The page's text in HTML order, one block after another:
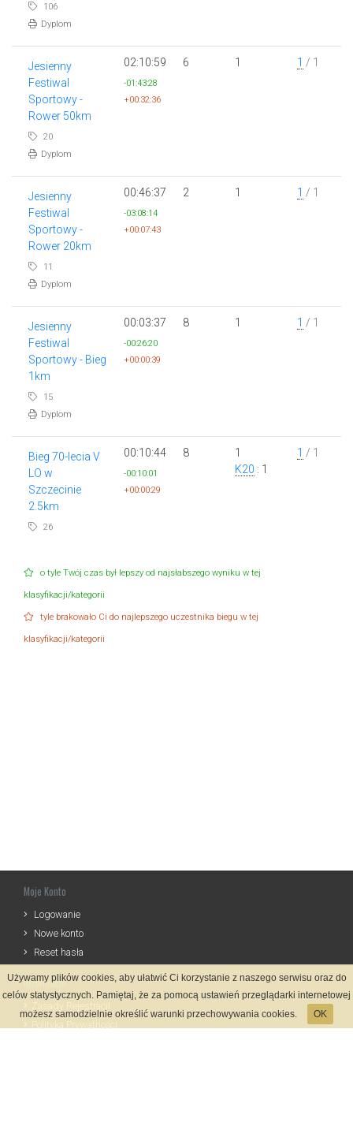
106
Dyplom
Jesienny
Festiwal
Sportowy -
Rower 50km
20
Dyplom
02:10:59
-01:43:28
+00:32:36
6 1 1 / 1
Jesienny
Festiwal
Sportowy -
Rower 20km
11
Dyplom
00:46:37
-03:08:14
+00:07:43
2 1 1 / 1
Jesienny
Festiwal
Sportowy - Bieg
1km
15
Dyplom
00:03:37
-00:26:20
+00:00:39
8 1 1 / 1
Bieg 70-lecia V
LO w
Szczecinie
2.5km
26
00:10:44
-00:10:01
+00:00:29
8
1
K20 : 1
1 / 1
o tyle Twój czas był lepszy od najsłabszego wyniku w tej
klasyfikacji/kategorii
tyle brakowało Ci do najlepszego uczestnika biegu w tej
klasyfikacji/kategorii
Moje Konto
Logowanie
Nowe konto
Reset hasła
Informacje
Używamy plików cookies, aby ułatwić Ci korzystanie z naszego serwisu oraz do
celów statystycznych. Pamiętaj, że za pomocą ustawień przeglądarki internetowej
możesz samodzielnie określić warunki przechowywania cookies.
OK